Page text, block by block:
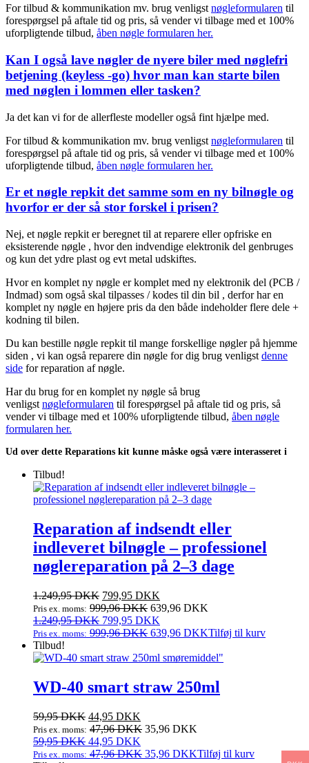
For tilbud & kommunikation mv. brug venligst nøgleformularen til
forespørgsel på aftale tid og pris, så vender vi tilbage med et 100%
uforpligtende tilbud, åben nøgle formularen her.
Kan I også lave nøgler de nyere biler med nøglefri
betjening (keyless -go) hvor man kan starte bilen
med nøglen i lommen eller tasken?
Ja det kan vi for de allerfleste modeller også fint hjælpe med.
For tilbud & kommunikation mv. brug venligst nøgleformularen til
forespørgsel på aftale tid og pris, så vender vi tilbage med et 100%
uforpligtende tilbud, åben nøgle formularen her.
Er et nøgle repkit det samme som en ny bilnøgle og
hvorfor er der så stor forskel i prisen?
Nej, et nøgle repkit er beregnet til at reparere eller opfriske en
eksisterende nøgle , hvor den indvendige elektronik del genbruges
og kun det ydre plast og evt metal udskiftes.
Hvor en komplet ny nøgle er komplet med ny elektronik del (PCB /
Indmad) som også skal tilpasses / kodes til din bil , derfor har en
komplet ny nøgle en højere pris da den både indeholder flere dele +
kodning til bilen.
Du kan bestille nøgle repkit til mange forskellige nøgler på hjemme
siden , vi kan også reparere din nøgle for dig brug venligst denne
side for reparation af nøgle.
Har du brug for en komplet ny nøgle så brug
venligst nøgleformularen til forespørgsel på aftale tid og pris, så
vender vi tilbage med et 100% uforpligtende tilbud, åben nøgle
formularen her.
Ud over dette Reparations kit kunne måske også være interasseret i
Tilbud!
Reparation af indsendt eller
indleveret bilnøgle – professionel
nøglereparation på 2–3 dage
1.249,95DKK Den
oprindelige
pris
var:
799,95 DKK
aktuelle
er:
Pris ex. moms: 999,96DKK 639,96 DKK
1.249,95DKK Den
oprindelige
var:
799,95 DKK
aktuelle
er:
Pris ex. moms: 999,96DKK 639,96 DKKTilføj til kurv
Tilbud!
WD-40 smart straw 250ml
59,95DKK Den
oprindelige
pris
var:
44,95 DKK
aktuelle
er:
Pris ex. moms: 47,96DKK 35,96 DKK
59,95DKK Den
oprindelige
44,95 DKK
aktuelle
Pris ex. moms: 47,96DKK 35,96 DKKTilføj til kurv